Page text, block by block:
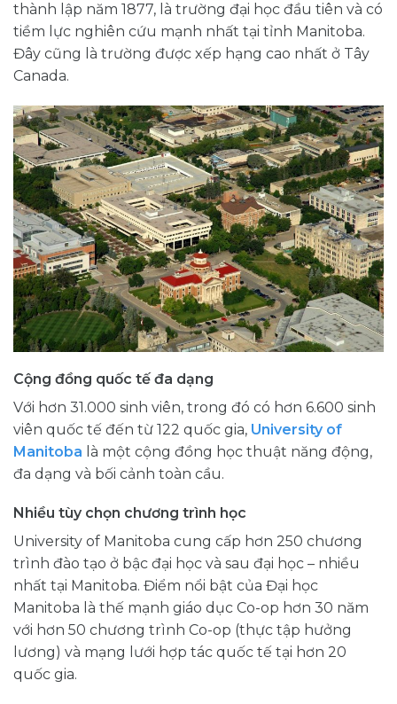
thành lập năm 1877, là trường đại học đầu tiên và có
tiềm lực nghiên cứu mạnh nhất tại tỉnh Manitoba.
Đây cũng là trường được xếp hạng cao nhất ở Tây
Canada.
Cộng đồng quốc tế đa dạng
Với hơn 31.000 sinh viên, trong đó có hơn 6.600 sinh
viên quốc tế đến từ 122 quốc gia, University of
Manitoba là một cộng đồng học thuật năng động,
đa dạng và bối cảnh toàn cầu.
Nhiều tùy chọn chương trình học
University of Manitoba cung cấp hơn 250 chương
trình đào tạo ở bậc đại học và sau đại học – nhiều
nhất tại Manitoba. Điểm nổi bật của Đại học
Manitoba là thế mạnh giáo dục Co-op hơn 30 năm
với hơn 50 chương trình Co-op (thực tập hưởng
lương) và mạng lưới hợp tác quốc tế tại hơn 20
quốc gia.